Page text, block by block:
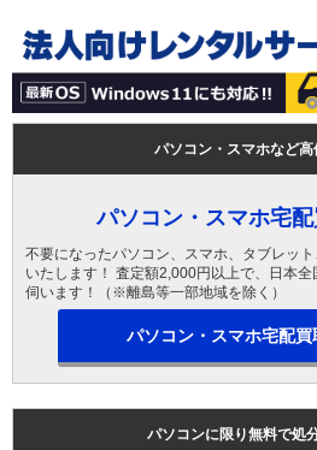
パソコン・スマホなど高
パソコン・スマホ宅
不要になったパソコン、スマホ、タブレッ
いたします！ 査定額2,000円以上で、日本
伺います！（※離島等一部地域を除く）
パソコン・スマホ宅配
パソコンに限り無料で処